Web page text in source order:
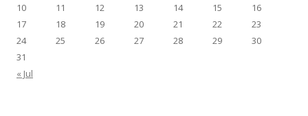
« Jul
10
11 12 13 14 15
16
17
18 19 20 21 22
23
24
25 26 27 28 29
30
31